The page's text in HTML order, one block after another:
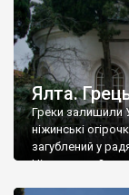
Ялта.
Греки залишили
ніжинські
загублений у
Ніжин греки?